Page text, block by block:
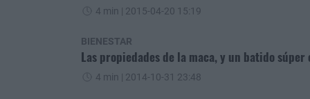
4 min | 2015-04-20 15:19
BIENESTAR
Las propiedades de la maca, y un batido
4 min | 2014-10-31 23:48